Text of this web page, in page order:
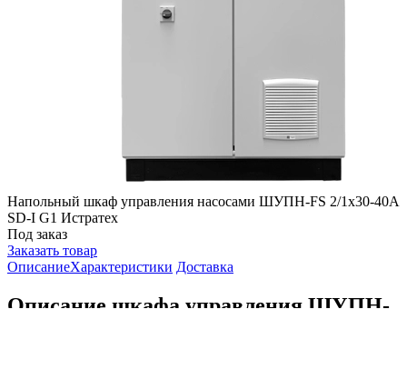
Напольный шкаф управления насосами ШУПН-FS 2/1x30-40A
SD-I G1 Истратех
Под заказ
Заказать товар
ОписаниеХарактеристики Доставка
Описание шкафа управления ШУПН-